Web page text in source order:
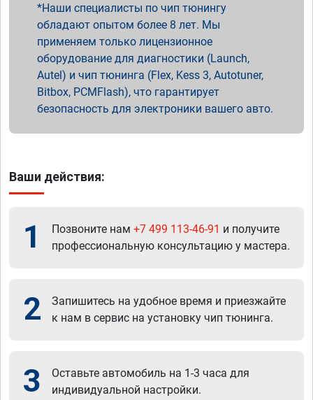
Наши специалисты по чип тюнингу
обладают опытом более 8 лет. Мы
применяем только лицензионное
оборудование для диагностики (Launch,
Autel) и чип тюнинга (Flex, Kess 3, Autotuner,
Bitbox, PCMFlash), что гарантирует
безопасность для электроники вашего авто.
Ваши действия:
1 Позвоните нам +7 499 113-46-91 и получите
профессиональную консультацию у мастера.
2
Запишитесь на удобное время и приезжайте
к нам в сервис на установку чип тюнинга.
3
Оставьте автомобиль на 1-3 часа для
индивидуальной настройки.